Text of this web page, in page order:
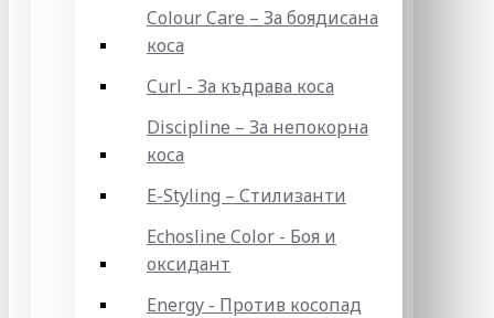
Colour Care – За боядисана
коса
Curl - За къдрава коса
Discipline – За непокорна
коса
E-Styling – Стилизанти
Echosline Color - Боя и
оксидант
Energy - Против косопад